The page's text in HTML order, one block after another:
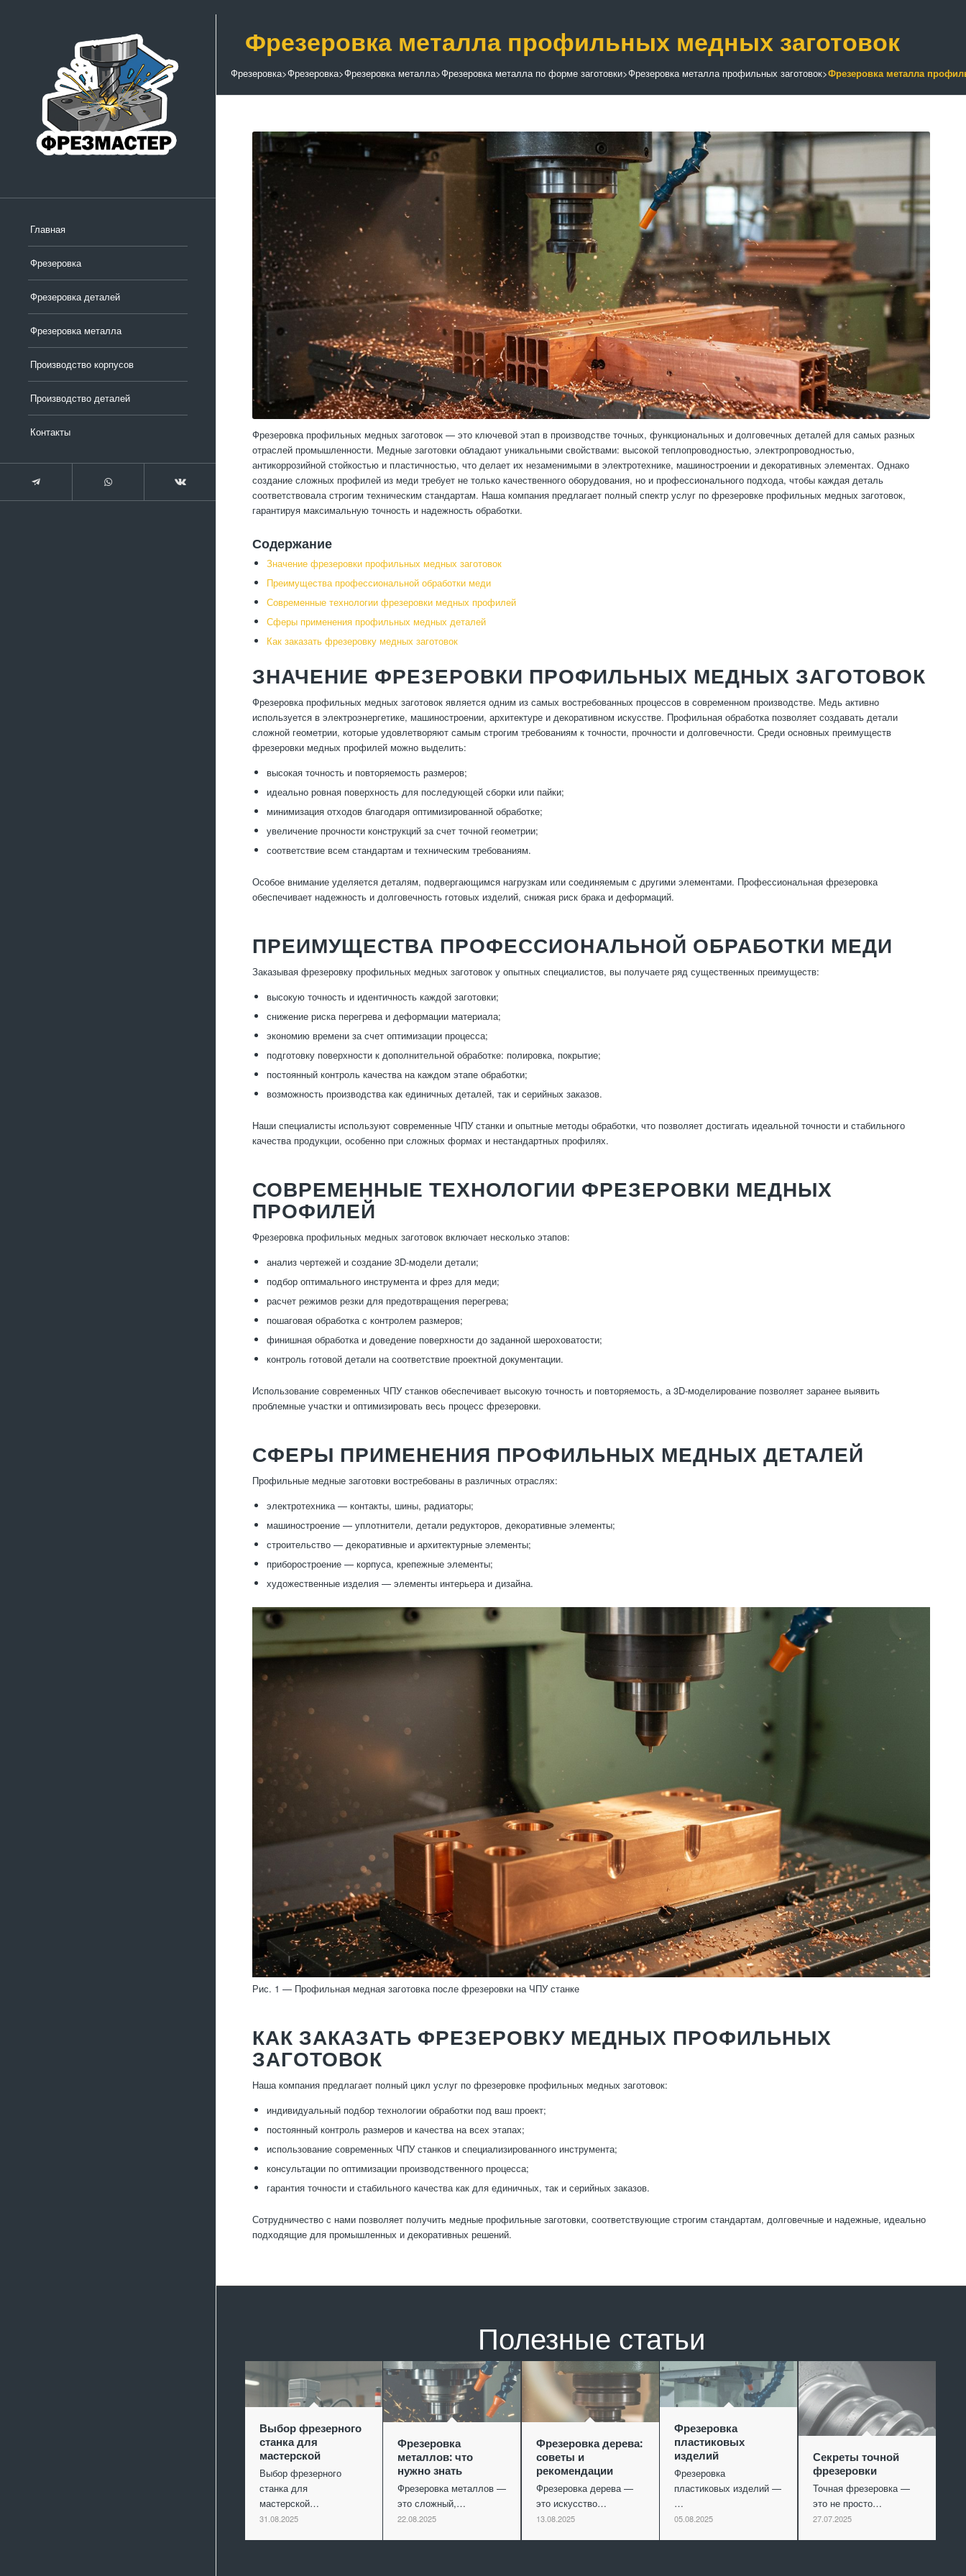
Главная
Фрезеровка
Фрезеровка деталей
Фрезеровка металла
Производство корпусов
Производство деталей
Контакты
Фрезеровка металла профильных медных заготовок
Фрезеровка>Фрезеровка>Фрезеровка металла>Фрезеровка металла по форме заготовки>Фрезеровка металла профильных заготовок>Фрезеровка металла
Фрезеровка профильных медных заготовок — это ключевой этап в производстве точных, функциональных и долговечных деталей для самых разных
отраслей промышленности. Медные заготовки обладают уникальными свойствами: высокой теплопроводностью, электропроводностью,
антикоррозийной стойкостью и пластичностью, что делает их незаменимыми в электротехнике, машиностроении и декоративных элементах. Однако
создание сложных профилей из меди требует не только качественного оборудования, но и профессионального подхода, чтобы каждая деталь
соответствовала строгим техническим стандартам. Наша компания предлагает полный спектр услуг по фрезеровке профильных медных заготовок,
гарантируя максимальную точность и надежность обработки.
Содержание
Значение фрезеровки профильных медных заготовок
Преимущества профессиональной обработки меди
Современные технологии фрезеровки медных профилей
Сферы применения профильных медных деталей
Как заказать фрезеровку медных заготовок
ЗНАЧЕНИЕ ФРЕЗЕРОВКИ ПРОФИЛЬНЫХ МЕДНЫХ ЗАГОТОВОК
Фрезеровка профильных медных заготовок является одним из самых востребованных процессов в современном производстве. Медь активно
используется в электроэнергетике, машиностроении, архитектуре и декоративном искусстве. Профильная обработка позволяет создавать детали
сложной геометрии, которые удовлетворяют самым строгим требованиям к точности, прочности и долговечности. Среди основных преимуществ
фрезеровки медных профилей можно выделить:
высокая точность и повторяемость размеров;
идеально ровная поверхность для последующей сборки или пайки;
минимизация отходов благодаря оптимизированной обработке;
увеличение прочности конструкций за счет точной геометрии;
соответствие всем стандартам и техническим требованиям.
Особое внимание уделяется деталям, подвергающимся нагрузкам или соединяемым с другими элементами. Профессиональная фрезеровка
обеспечивает надежность и долговечность готовых изделий, снижая риск брака и деформаций.
ПРЕИМУЩЕСТВА ПРОФЕССИОНАЛЬНОЙ ОБРАБОТКИ МЕДИ
Заказывая фрезеровку профильных медных заготовок у опытных специалистов, вы получаете ряд существенных преимуществ:
высокую точность и идентичность каждой заготовки;
снижение риска перегрева и деформации материала;
экономию времени за счет оптимизации процесса;
подготовку поверхности к дополнительной обработке: полировка, покрытие;
постоянный контроль качества на каждом этапе обработки;
возможность производства как единичных деталей, так и серийных заказов.
Наши специалисты используют современные ЧПУ станки и опытные методы обработки, что позволяет достигать идеальной точности и стабильного
качества продукции, особенно при сложных формах и нестандартных профилях.
СОВРЕМЕННЫЕ ТЕХНОЛОГИИ ФРЕЗЕРОВКИ МЕДНЫХ
ПРОФИЛЕЙ
Фрезеровка профильных медных заготовок включает несколько этапов:
анализ чертежей и создание 3D-модели детали;
подбор оптимального инструмента и фрез для меди;
расчет режимов резки для предотвращения перегрева;
пошаговая обработка с контролем размеров;
финишная обработка и доведение поверхности до заданной шероховатости;
контроль готовой детали на соответствие проектной документации.
Использование современных ЧПУ станков обеспечивает высокую точность и повторяемость, а 3D-моделирование позволяет заранее выявить
проблемные участки и оптимизировать весь процесс фрезеровки.
СФЕРЫ ПРИМЕНЕНИЯ ПРОФИЛЬНЫХ МЕДНЫХ ДЕТАЛЕЙ
Профильные медные заготовки востребованы в различных отраслях:
электротехника — контакты, шины, радиаторы;
машиностроение — уплотнители, детали редукторов, декоративные элементы;
строительство — декоративные и архитектурные элементы;
приборостроение — корпуса, крепежные элементы;
художественные изделия — элементы интерьера и дизайна.
Рис. 1 — Профильная медная заготовка после фрезеровки на ЧПУ станке
КАК ЗАКАЗАТЬ ФРЕЗЕРОВКУ МЕДНЫХ ПРОФИЛЬНЫХ
ЗАГОТОВОК
Наша компания предлагает полный цикл услуг по фрезеровке профильных медных заготовок:
индивидуальный подбор технологии обработки под ваш проект;
постоянный контроль размеров и качества на всех этапах;
использование современных ЧПУ станков и специализированного инструмента;
консультации по оптимизации производственного процесса;
гарантия точности и стабильного качества как для единичных, так и серийных заказов.
Сотрудничество с нами позволяет получить медные профильные заготовки, соответствующие строгим стандартам, долговечные и надежные, идеально
подходящие для промышленных и декоративных решений.
Полезные статьи
Выбор фрезерного
станка для
мастерской
Выбор фрезерного
станка для
мастерской…
31.08.2025
Фрезеровка
металлов: что
нужно знать
Фрезеровка металлов —
это сложный,…
22.08.2025
Фрезеровка дерева:
советы и
рекомендации
Фрезеровка дерева —
это искусство…
13.08.2025
Фрезеровка
пластиковых
изделий
Фрезеровка
пластиковых изделий —
…
05.08.2025
Секреты точной
фрезеровки
Точная фрезеровка —
это не просто…
27.07.2025